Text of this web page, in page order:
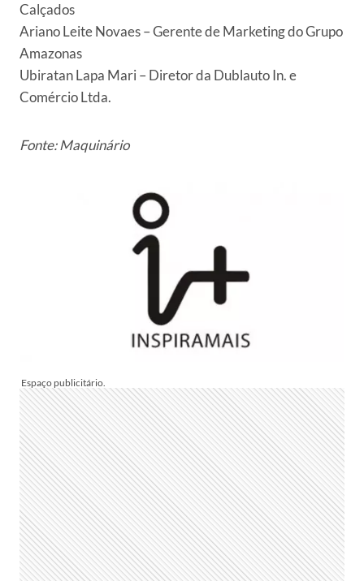
Calçados
Ariano Leite Novaes – Gerente de Marketing do Grupo
Amazonas
Ubiratan Lapa Mari – Diretor da Dublauto In. e
Comércio Ltda.
Fonte:Maquinário